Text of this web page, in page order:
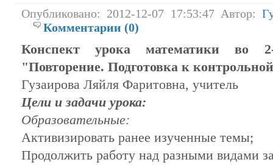
Опубликовано: 2012-12-07 17:53:47 Автор:
Комментарии (0)
Конспект урока математики во
"Повторение. Подготовка к
Гузаирова Ляйля Фаритовна, учитель
Цели и задачи урока:
Образовательные:
Активизировать ранее изученные темы;
Продолжить работу над разными видами